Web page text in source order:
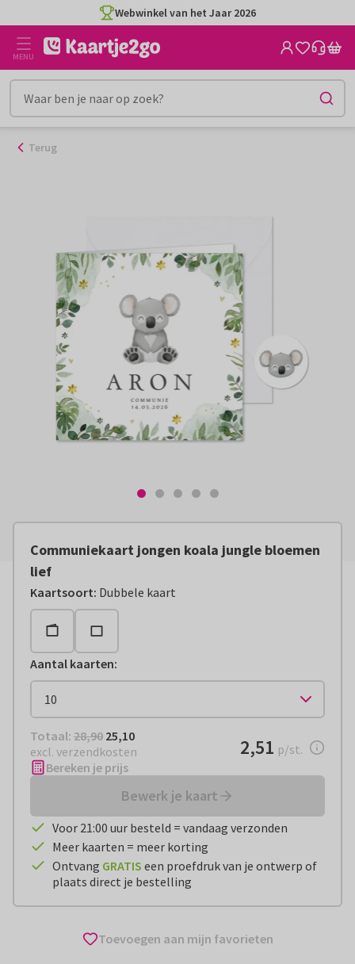
naar
inhoud
Webwinkel van het Jaar 2026
MENU
Terug
Communiekaart jongen koala jungle bloemen
lief
Kaartsoort: Dubbele kaart
Aantal kaarten:
Totaal: € 25,10
Totaal: 28,90 25,10
excl. verzendkosten
€ 2,51 per stuk
2,51 p/st.
Bereken je prijs
Bewerk je kaart
Voor 21:00 uur besteld = vandaag verzonden
Meer kaarten = meer korting
Ontvang GRATIS een proefdruk van je ontwerp of
plaats direct je bestelling
Toevoegen aan mijn favorieten